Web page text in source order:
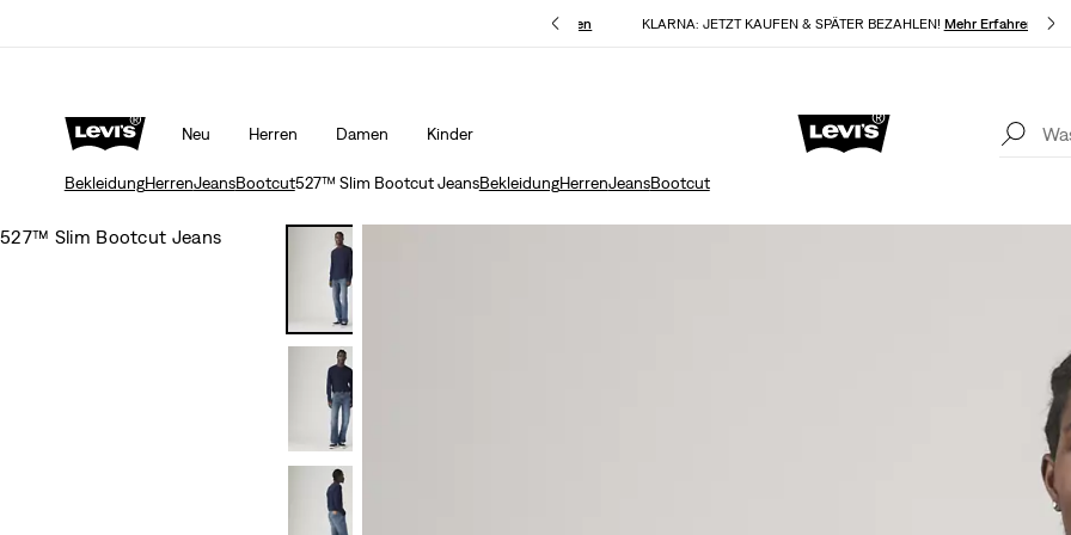
Mehr Erfahren KLARNA: JETZT KAUFEN & SPÄTER BEZAHLEN! Mehr Erfahren
Neu Herren Damen Kinder
Aktualisierte Versand- und Rückgabebedingungen Mehr Erfahren
BekleidungHerrenJeansBootcut527™ Slim Bootcut JeansBekleidungHerrenJeansBootcut
527™ Slim Bootcut Jeans